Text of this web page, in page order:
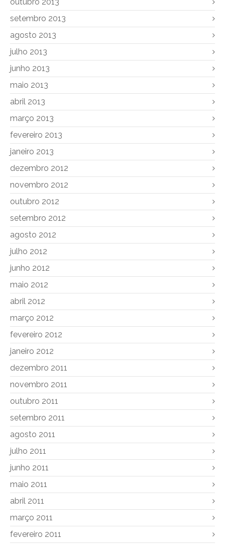
setembro 2013
agosto 2013
julho 2013
junho 2013
maio 2013
abril 2013
março 2013
fevereiro 2013
janeiro 2013
dezembro 2012
novembro 2012
outubro 2012
setembro 2012
agosto 2012
julho 2012
junho 2012
maio 2012
abril 2012
março 2012
fevereiro 2012
janeiro 2012
dezembro 2011
novembro 2011
outubro 2011
setembro 2011
agosto 2011
julho 2011
junho 2011
maio 2011
abril 2011
março 2011
fevereiro 2011